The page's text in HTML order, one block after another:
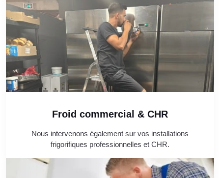
Froid commercial & CHR
Nous intervenons également sur vos installations
frigorifiques professionnelles et CHR.